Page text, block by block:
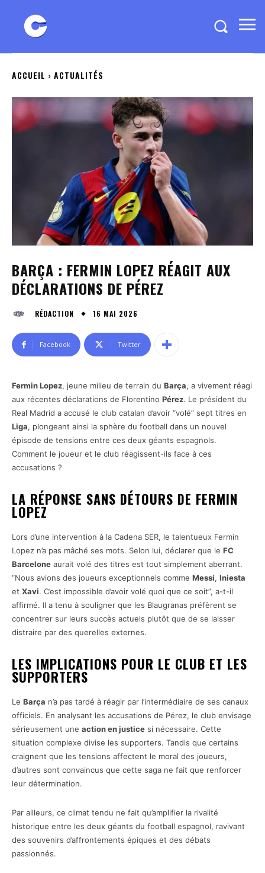
ACCUEIL ACTUALITÉS
BARÇA : FERMIN LOPEZ RÉAGIT AUX
DÉCLARATIONS DE PÉREZ
RÉDACTION 16 MAI 2026
Facebook Twitter
Fermin Lopez, jeune milieu de terrain du Barça, a vivement réagi
aux récentes déclarations de Florentino Pérez. Le président du
Real Madrid a accusé le club catalan d’avoir “volé” sept titres en
Liga, plongeant ainsi la sphère du football dans un nouvel
épisode de tensions entre ces deux géants espagnols.
Comment le joueur et le club réagissent-ils face à ces
accusations ?
LA RÉPONSE SANS DÉTOURS DE FERMIN
LOPEZ
Lors d’une intervention à la Cadena SER, le talentueux Fermin
Lopez n’a pas mâché ses mots. Selon lui, déclarer que le FC
Barcelone aurait volé des titres est tout simplement aberrant.
“Nous avions des joueurs exceptionnels comme Messi, Iniesta
et Xavi. C’est impossible d’avoir volé quoi que ce soit”, a-t-il
affirmé. Il a tenu à souligner que les Blaugranas préfèrent se
concentrer sur leurs succès actuels plutôt que de se laisser
distraire par des querelles externes.
LES IMPLICATIONS POUR LE CLUB ET LES
SUPPORTERS
Le Barça n’a pas tardé à réagir par l’intermédiaire de ses canaux
officiels. En analysant les accusations de Pérez, le club envisage
sérieusement une action en justice si nécessaire. Cette
situation complexe divise les supporters. Tandis que certains
craignent que les tensions affectent le moral des joueurs,
d’autres sont convaincus que cette saga ne fait que renforcer
leur détermination.
Par ailleurs, ce climat tendu ne fait qu’amplifier la rivalité
historique entre les deux géants du football espagnol, ravivant
des souvenirs d’affrontements épiques et des débats
passionnés.